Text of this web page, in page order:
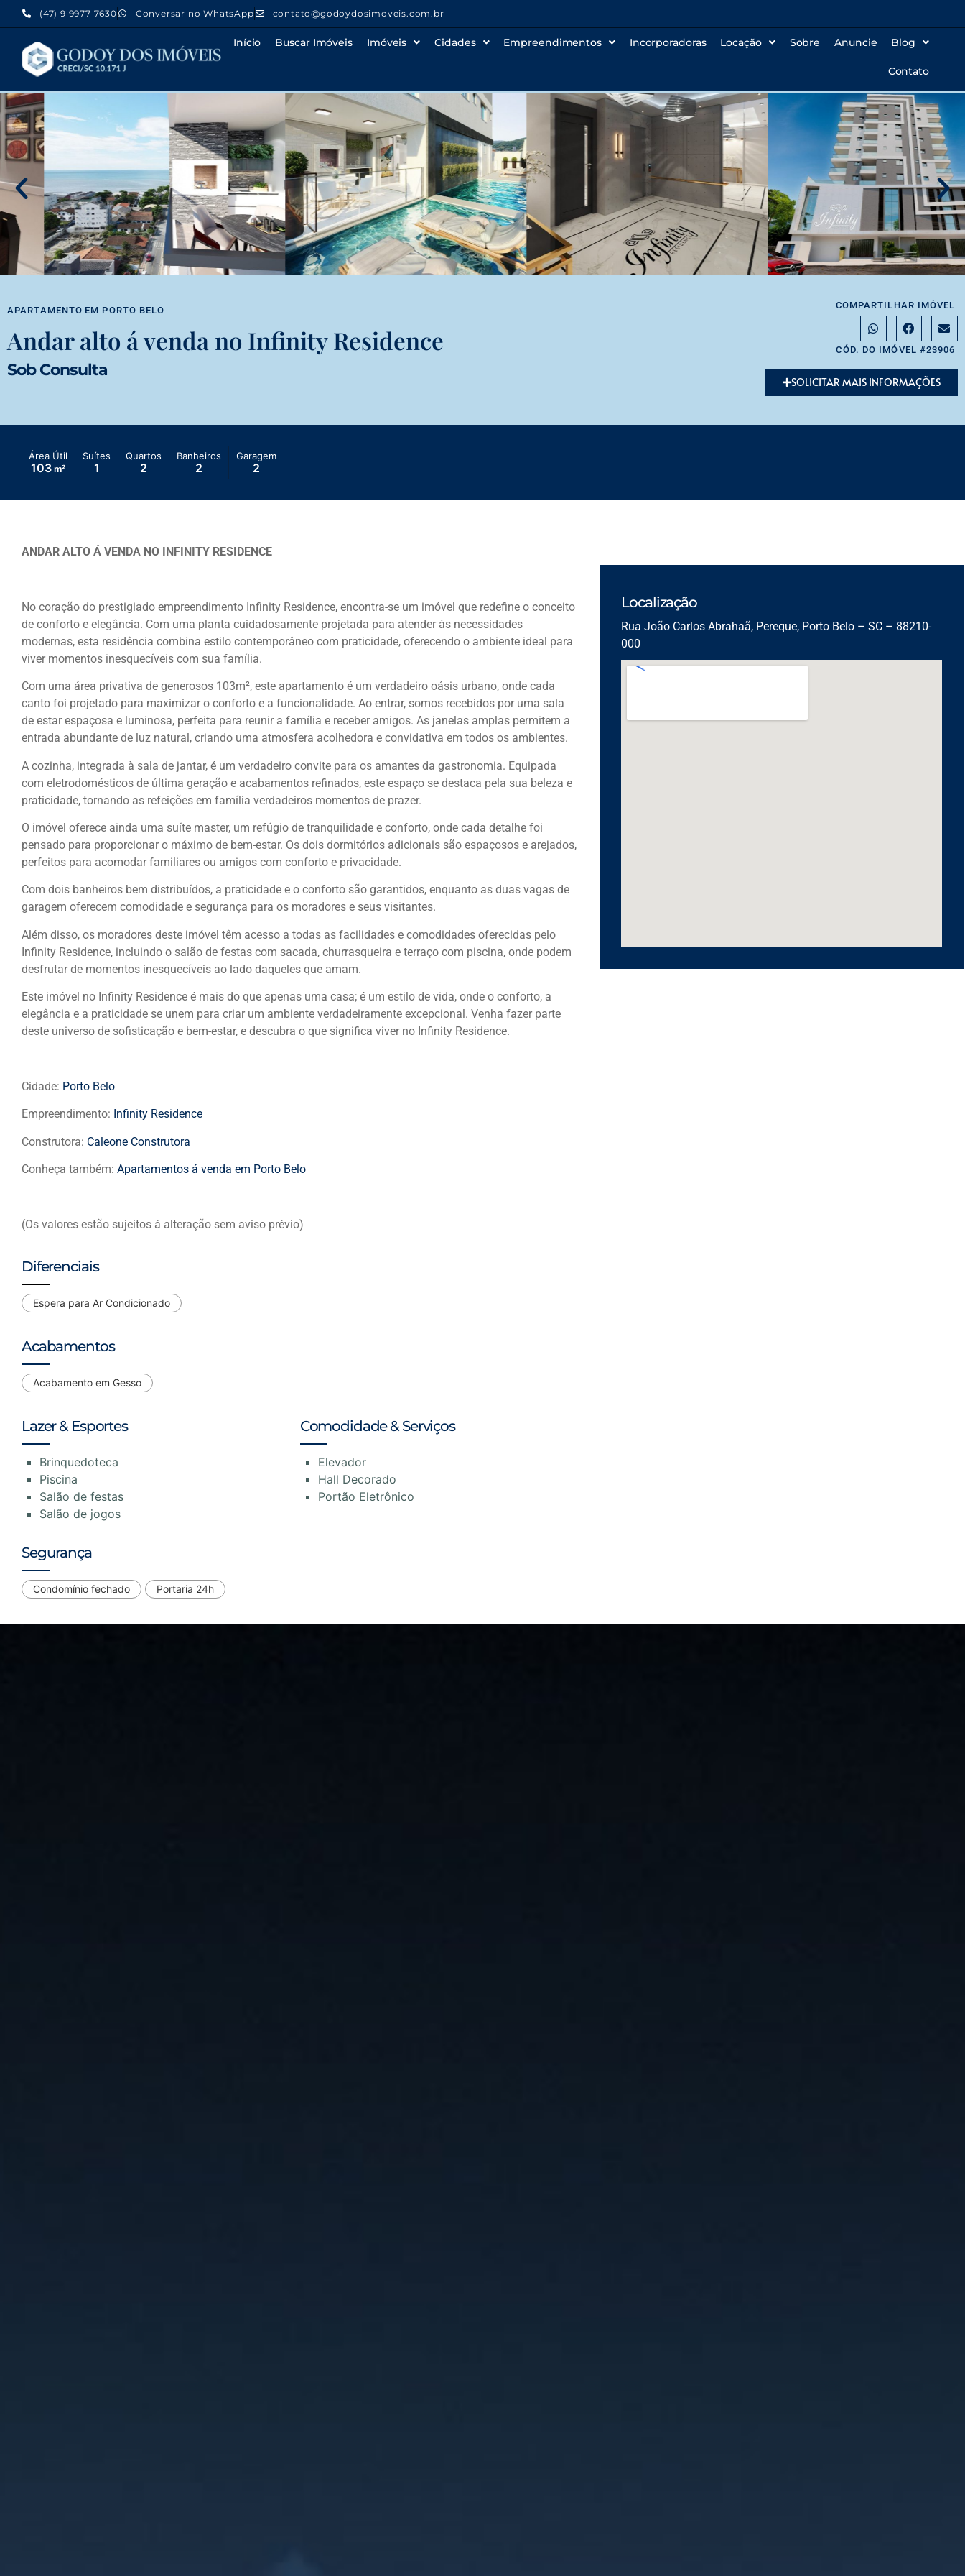
(47) 9 9977 7630 Conversar no WhatsApp contato@godoydosimoveis.com.br
Início Buscar Imóveis Imóveis Cidades Empreendimentos Incorporadoras Locação Sobre Anuncie Blog
Contato
APARTAMENTO EM PORTO BELO
Andar alto á venda no Infinity Residence
Sob Consulta
COMPARTILHAR IMÓVEL
CÓD. DO IMÓVEL #23906
SOLICITAR MAIS INFORMAÇÕES
Área Útil
103 m²
Suítes
1
Quartos
2
Banheiros
2
Garagem
2
ANDAR ALTO Á VENDA NO INFINITY RESIDENCE
No coração do prestigiado empreendimento Infinity Residence, encontra-se um imóvel que redefine o conceito
de conforto e elegância. Com uma planta cuidadosamente projetada para atender às necessidades
modernas, esta residência combina estilo contemporâneo com praticidade, oferecendo o ambiente ideal para
viver momentos inesquecíveis com sua família.
Com uma área privativa de generosos 103m², este apartamento é um verdadeiro oásis urbano, onde cada
canto foi projetado para maximizar o conforto e a funcionalidade. Ao entrar, somos recebidos por uma sala
de estar espaçosa e luminosa, perfeita para reunir a família e receber amigos. As janelas amplas permitem a
entrada abundante de luz natural, criando uma atmosfera acolhedora e convidativa em todos os ambientes.
A cozinha, integrada à sala de jantar, é um verdadeiro convite para os amantes da gastronomia. Equipada
com eletrodomésticos de última geração e acabamentos refinados, este espaço se destaca pela sua beleza e
praticidade, tornando as refeições em família verdadeiros momentos de prazer.
O imóvel oferece ainda uma suíte master, um refúgio de tranquilidade e conforto, onde cada detalhe foi
pensado para proporcionar o máximo de bem-estar. Os dois dormitórios adicionais são espaçosos e arejados,
perfeitos para acomodar familiares ou amigos com conforto e privacidade.
Com dois banheiros bem distribuídos, a praticidade e o conforto são garantidos, enquanto as duas vagas de
garagem oferecem comodidade e segurança para os moradores e seus visitantes.
Além disso, os moradores deste imóvel têm acesso a todas as facilidades e comodidades oferecidas pelo
Infinity Residence, incluindo o salão de festas com sacada, churrasqueira e terraço com piscina, onde podem
desfrutar de momentos inesquecíveis ao lado daqueles que amam.
Este imóvel no Infinity Residence é mais do que apenas uma casa; é um estilo de vida, onde o conforto, a
elegância e a praticidade se unem para criar um ambiente verdadeiramente excepcional. Venha fazer parte
deste universo de sofisticação e bem-estar, e descubra o que significa viver no Infinity Residence.
Cidade: Porto Belo
Empreendimento: Infinity Residence
Construtora: Caleone Construtora
Conheça também: Apartamentos á venda em Porto Belo
(Os valores estão sujeitos á alteração sem aviso prévio)
Diferenciais
Espera para Ar Condicionado
Acabamentos
Acabamento em Gesso
Lazer & Esportes
Brinquedoteca
Piscina
Salão de festas
Salão de jogos
Comodidade & Serviços
Elevador
Hall Decorado
Portão Eletrônico
Segurança
Condomínio fechado Portaria 24h
Localização
Rua João Carlos Abrahaã, Pereque, Porto Belo – SC – 88210-
000